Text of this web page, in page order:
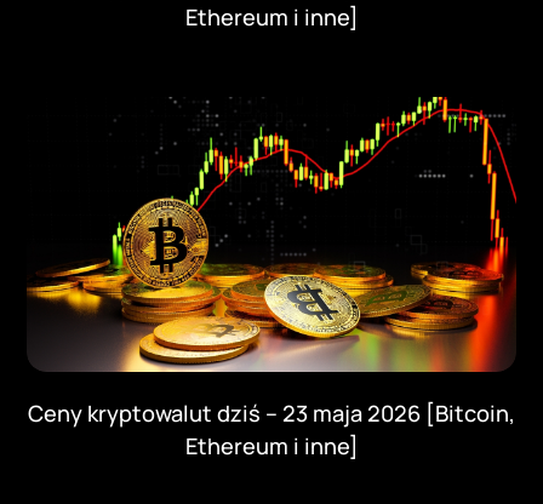
Ethereum i inne]
Ceny kryptowalut dziś – 23 maja 2026 [Bitcoin,
Ethereum i inne]